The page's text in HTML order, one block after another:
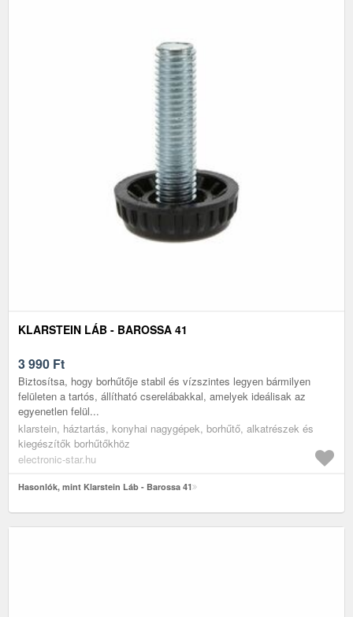
KLARSTEIN LÁB - BAROSSA 41
3 990 Ft
Biztosítsa, hogy borhűtője stabil és vízszintes legyen bármilyen
felületen a tartós, állítható cserelábakkal, amelyek ideálisak az
egyenetlen felül...
klarstein, háztartás, konyhai nagygépek, borhűtő, alkatrészek és
kiegészítők borhűtőkhöz
electronic-star.hu
Hasonlók, mint Klarstein Láb - Barossa 41